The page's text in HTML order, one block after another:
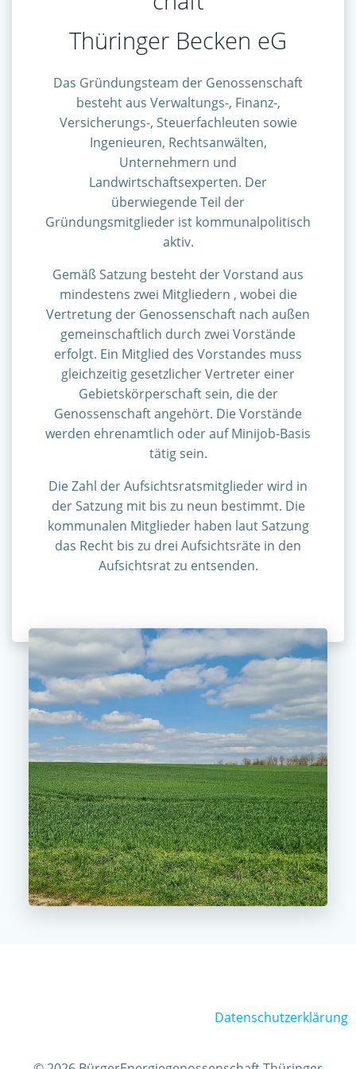
Thüringer Becken eG
Das Gründungsteam der Genossenschaft
besteht aus Verwaltungs-, Finanz-,
Versicherungs-, Steuerfachleuten sowie
Ingenieuren, Rechtsanwälten,
Unternehmern und
Landwirtschaftsexperten. Der
überwiegende Teil der
Gründungsmitglieder ist kommunalpolitisch
aktiv.
Gemäß Satzung besteht der Vorstand aus
mindestens zwei Mitgliedern , wobei die
Vertretung der Genossenschaft nach außen
gemeinschaftlich durch zwei Vorstände
erfolgt. Ein Mitglied des Vorstandes muss
gleichzeitig gesetzlicher Vertreter einer
Gebietskörperschaft sein, die der
Genossenschaft angehört. Die Vorstände
werden ehrenamtlich oder auf Minijob-Basis
tätig sein.
Die Zahl der Aufsichtsratsmitglieder wird in
der Satzung mit bis zu neun bestimmt. Die
kommunalen Mitglieder haben laut Satzung
das Recht bis zu drei Aufsichtsräte in den
Aufsichtsrat zu entsenden.
Datenschutzerklärung